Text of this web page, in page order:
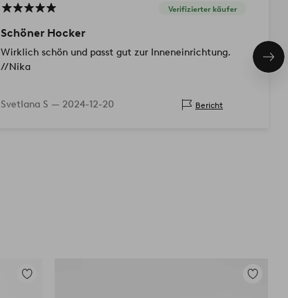
Verifizierter käufer
Schöner Hocker
Wirklich schön und passt gut zur Inneneinrichtung.
//Nika
Svetlana S — 2024-12-20 Bericht
Zu
Zu